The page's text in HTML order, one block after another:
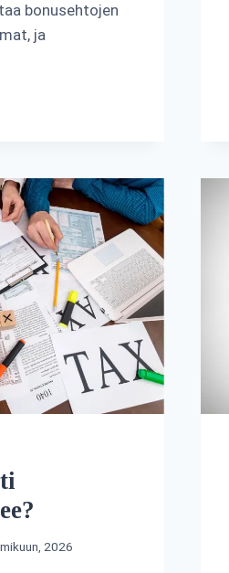
bonusehtojen
ja
2026